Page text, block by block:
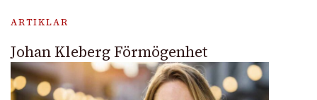
ARTIKLAR
Johan Kleberg Förmögenhet